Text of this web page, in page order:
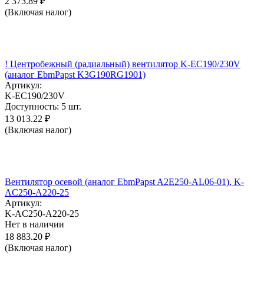
(Включая налог)
! Центробежный (радиальный) вентилятор K-EC190/230V
(аналог EbmPapst K3G190RG1901)
Артикул:
K-EC190/230V
Доступность: 5 шт.
13 013.22 ₽
(Включая налог)
Вентилятор осевой (аналог EbmPapst A2E250-AL06-01), K-
AC250-A220-25
Артикул:
K-AC250-A220-25
Нет в наличии
18 883.20 ₽
(Включая налог)